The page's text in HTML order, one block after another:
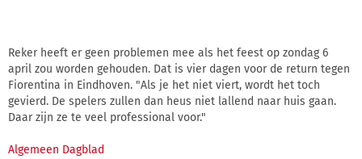
Reker heeft er geen problemen mee als het feest op zondag 6
april zou worden gehouden. Dat is vier dagen voor de return tegen
Fiorentina in Eindhoven. "Als je het niet viert, wordt het toch
gevierd. De spelers zullen dan heus niet lallend naar huis gaan.
Daar zijn ze te veel professional voor."
Algemeen Dagblad